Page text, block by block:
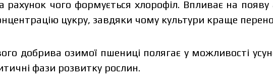
рахунок чого формується хлорофіл. Впливає на появу
цукру, завдяки чому культури краще
добрива озимої пшениці полягає у можливості
фази розвитку рослин.
data protection policy.